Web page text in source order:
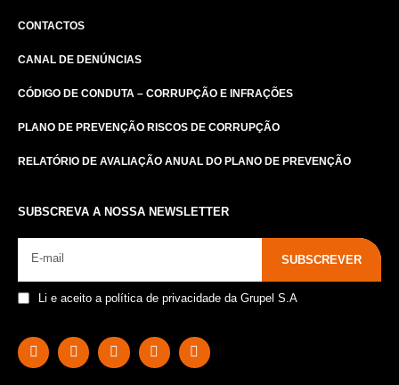
CONTACTOS
CANAL DE DENÚNCIAS
CÓDIGO DE CONDUTA – CORRUPÇÃO E INFRAÇÕES
PLANO DE PREVENÇÃO RISCOS DE CORRUPÇÃO
RELATÓRIO DE AVALIAÇÃO ANUAL DO PLANO DE PREVENÇÃO
SUBSCREVA A NOSSA NEWSLETTER
SUBSCREVER
Li e aceito a política de privacidade da Grupel S.A